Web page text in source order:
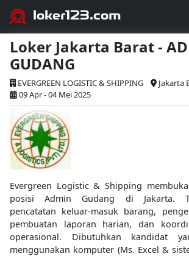
loker123.com
Loker Jakarta Barat -
GUDANG
EVERGREEN LOGISTIC & SHIPPING
Jakarta
09 Apr - 04 Mei 2025
Evergreen Logistic & Shipping
posisi Admin Gudang di Jakarta.
pencatatan keluar-masuk barang,
pembuatan laporan harian, dan
operasional. Dibutuhkan kandidat
menggunakan komputer (Ms. Excel &